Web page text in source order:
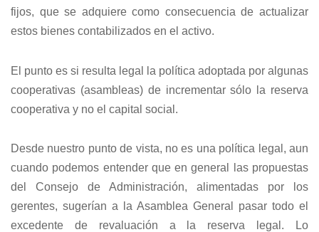
fijos, que se adquiere como consecuencia de actualizar
estos bienes contabilizados en el activo.
El punto es si resulta legal la política adoptada por algunas
cooperativas (asambleas) de incrementar sólo la reserva
cooperativa y no el capital social.
Desde nuestro punto de vista, no es una política legal, aun
cuando podemos entender que en general las propuestas
del Consejo de Administración, alimentadas por los
gerentes, sugerían a la Asamblea General pasar todo el
excedente de revaluación a la reserva legal. Lo